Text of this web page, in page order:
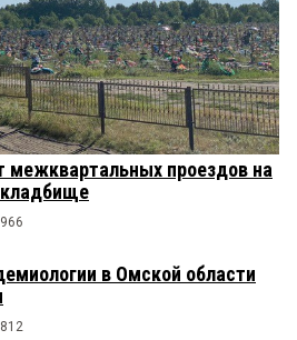
межквартальных проездов на
966
в Омской области
812